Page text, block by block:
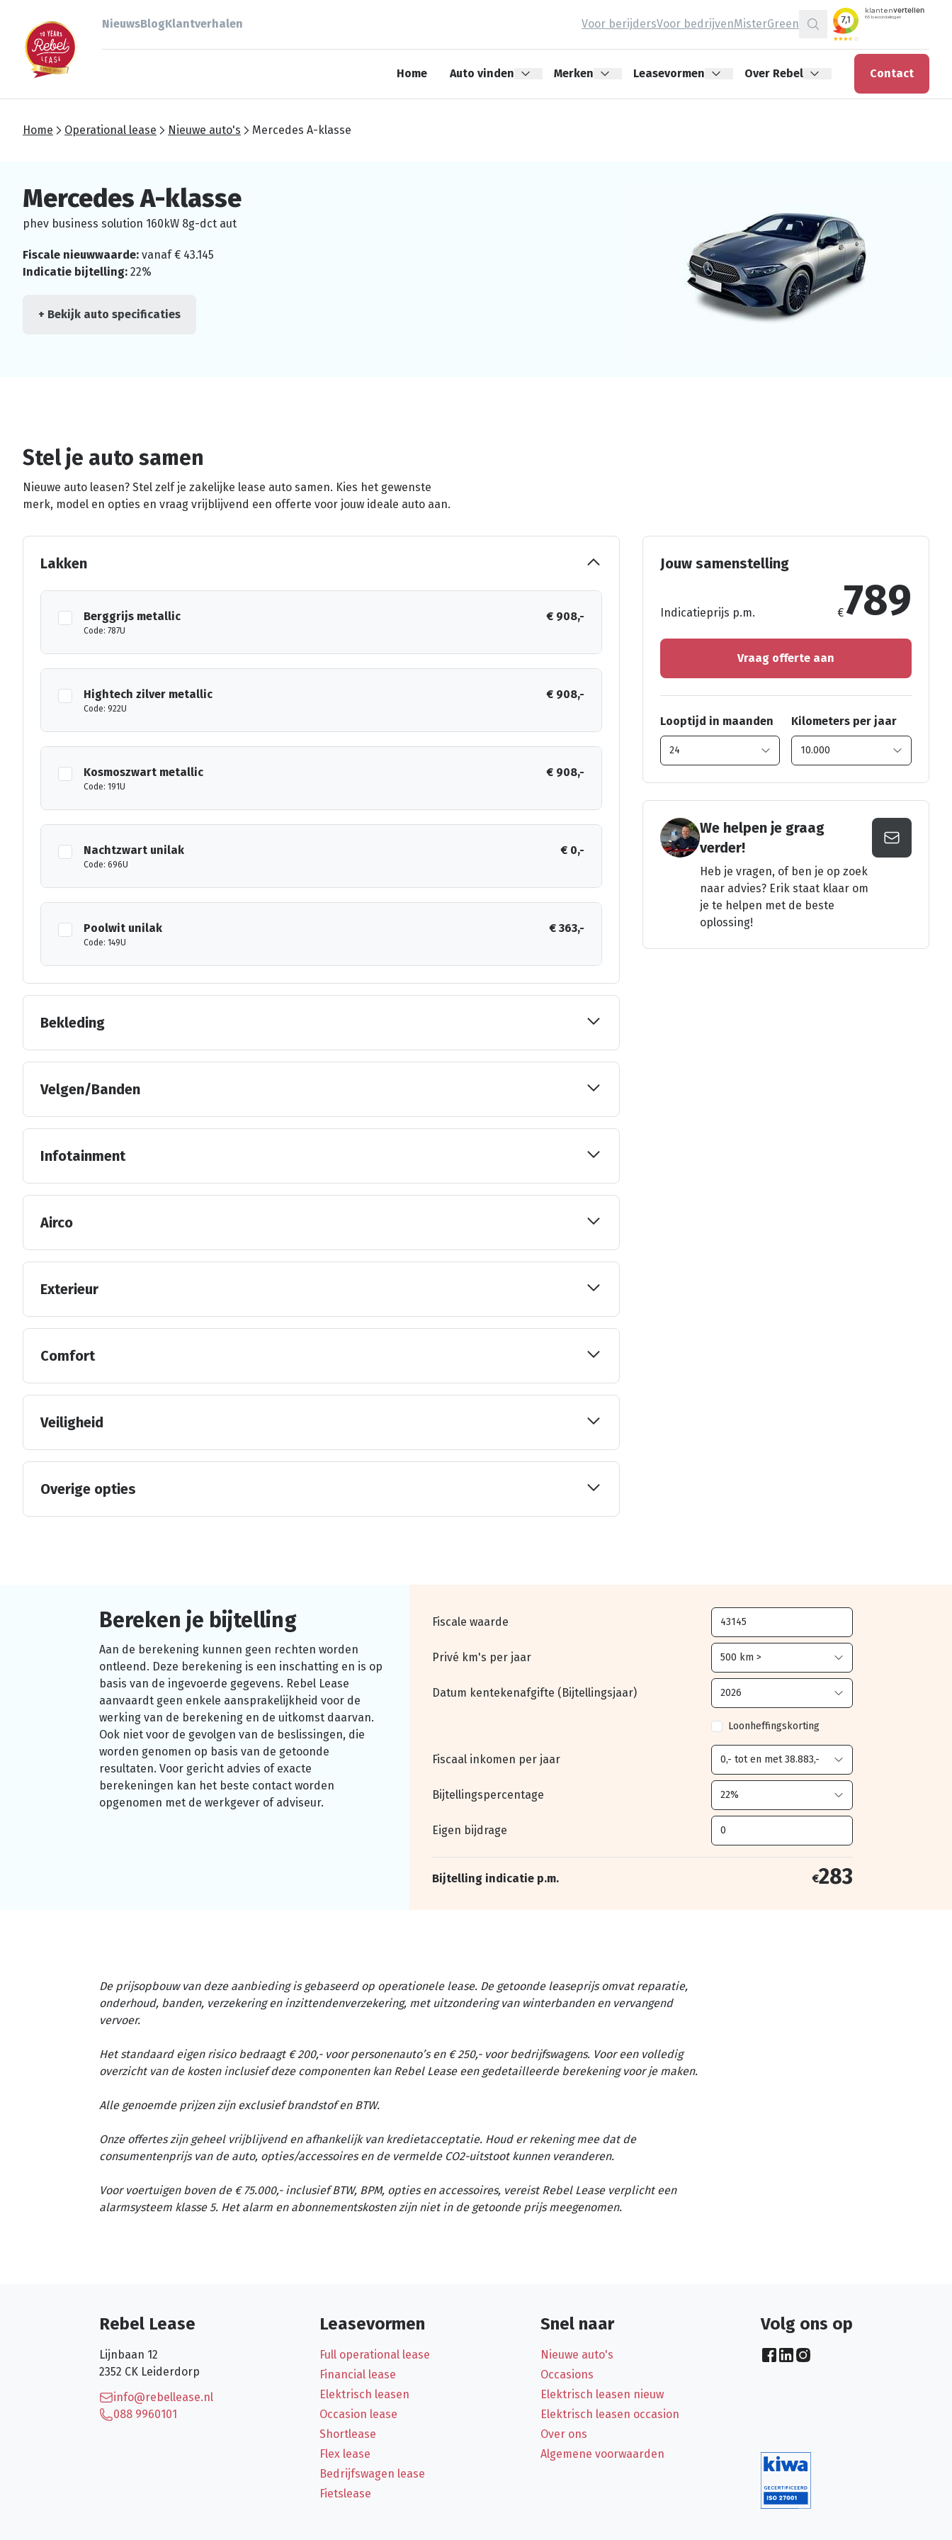
NieuwsBlogKlantverhalen Voor berijdersVoor bedrijvenMisterGreen
Zoeken
Home Auto vinden Merken Leasevormen Over Rebel Contact
Home Operational lease Nieuwe auto's Mercedes A-klasse
Mercedes A-klasse
phev business solution 160kW 8g-dct aut
Fiscale nieuwwaarde: vanaf € 43.145
Indicatie bijtelling: 22%
+ Bekijk auto specificaties
Stel je auto samen
Nieuwe auto leasen? Stel zelf je zakelijke lease auto samen. Kies het gewenste
merk, model en opties en vraag vrijblijvend een offerte voor jouw ideale auto aan.
Lakken
Berggrijs metallic
Code: 787U
€ 908,-
Hightech zilver metallic
Code: 922U
€ 908,-
Kosmoszwart metallic
Code: 191U
€ 908,-
Nachtzwart unilak
Code: 696U
€ 0,-
Poolwit unilak
Code: 149U
€ 363,-
Bekleding
Velgen/Banden
Infotainment
Airco
Exterieur
Comfort
Veiligheid
Overige opties
Jouw samenstelling
Indicatieprijs p.m. €789
Vraag offerte aan
Looptijd in maanden Kilometers per jaar
We helpen je graag
verder!
Heb je vragen, of ben je op zoek
naar advies? Erik staat klaar om
je te helpen met de beste
oplossing!
Bereken je bijtelling
Aan de berekening kunnen geen rechten worden
ontleend. Deze berekening is een inschatting en is op
basis van de ingevoerde gegevens. Rebel Lease
aanvaardt geen enkele aansprakelijkheid voor de
werking van de berekening en de uitkomst daarvan.
Ook niet voor de gevolgen van de beslissingen, die
worden genomen op basis van de getoonde
resultaten. Voor gericht advies of exacte
berekeningen kan het beste contact worden
opgenomen met de werkgever of adviseur.
Fiscale waarde
Privé km's per jaar
Datum kentekenafgifte (Bijtellingsjaar)
Loonheffingskorting
Fiscaal inkomen per jaar
Bijtellingspercentage
Eigen bijdrage
Bijtelling indicatie p.m. €283
De prijsopbouw van deze aanbieding is gebaseerd op operationele lease. De getoonde leaseprijs omvat reparatie,
onderhoud, banden, verzekering en inzittendenverzekering, met uitzondering van winterbanden en vervangend
vervoer.
Het standaard eigen risico bedraagt € 200,- voor personenauto’s en € 250,- voor bedrijfswagens. Voor een volledig
overzicht van de kosten inclusief deze componenten kan Rebel Lease een gedetailleerde berekening voor je maken.
Alle genoemde prijzen zijn exclusief brandstof en BTW.
Onze offertes zijn geheel vrijblijvend en afhankelijk van kredietacceptatie. Houd er rekening mee dat de
consumentenprijs van de auto, opties/accessoires en de vermelde CO2-uitstoot kunnen veranderen.
Voor voertuigen boven de € 75.000,- inclusief BTW, BPM, opties en accessoires, vereist Rebel Lease verplicht een
alarmsysteem klasse 5. Het alarm en abonnementskosten zijn niet in de getoonde prijs meegenomen.
Rebel Lease
Lijnbaan 12
2352 CK Leiderdorp
info@rebellease.nl
088 9960101
Leasevormen
Full operational lease
Financial lease
Elektrisch leasen
Occasion lease
Shortlease
Flex lease
Bedrijfswagen lease
Fietslease
Snel naar
Nieuwe auto's
Occasions
Elektrisch leasen nieuw
Elektrisch leasen occasion
Over ons
Algemene voorwaarden
Volg ons op